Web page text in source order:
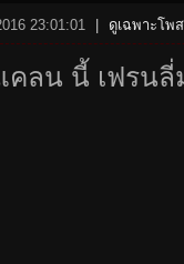
23:01:01 ดูเฉพาะโพ
คลน นี้ เฟรนลี่